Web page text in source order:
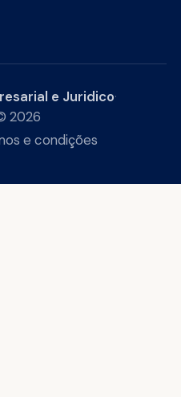
e Juridico·
2026
e condições